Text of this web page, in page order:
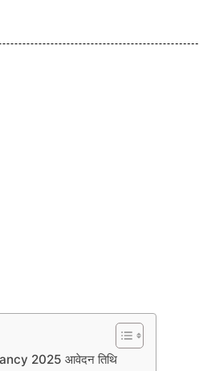
2025 आवेदन तिथि